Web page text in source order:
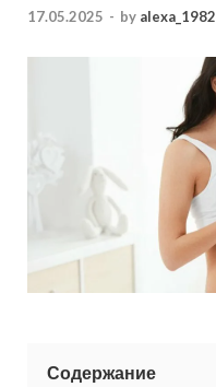
17.05.2025 - by alexa_1982
Содержание